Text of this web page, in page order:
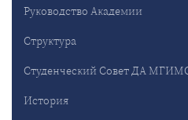
Руководство Академии
Структура
Студенческий Совет ДА
История